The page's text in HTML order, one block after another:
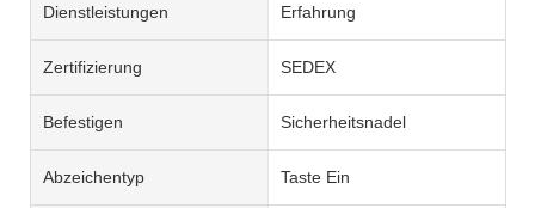
Dienstleistungen
Erfahrung
Zertifizierung SEDEX
Befestigen Sicherheitsnadel
Abzeichentyp Taste Ein